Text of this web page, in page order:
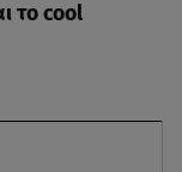
το cool